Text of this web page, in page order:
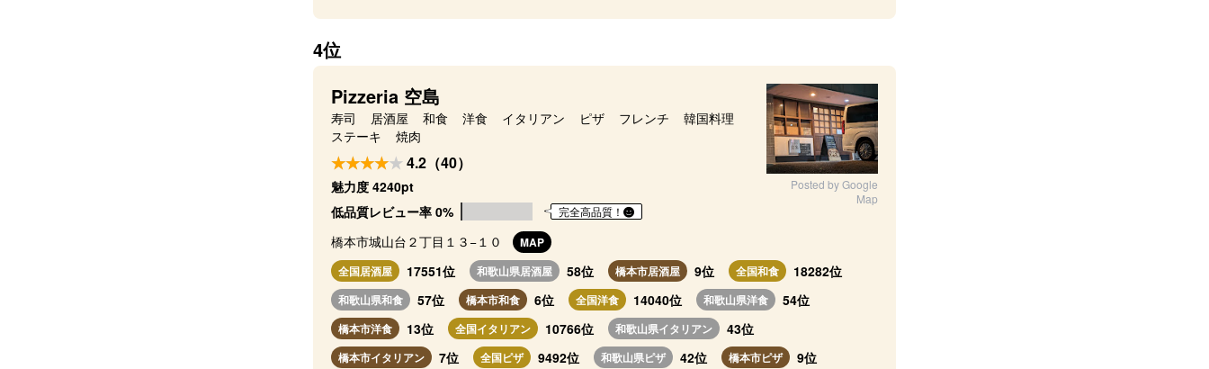
4位
Pizzeria 空島
寿司 居酒屋 和食 洋食 イタリアン ピザ フレンチ
韓国料理
ステーキ
焼肉
4.2（40）
魅力度 4240pt
低品質レビュー率 0%
完全高品質！
Posted by Google
Map
橋本市城山台２丁目１３−１０
MAP
全国居酒屋
17551位 和歌山県居酒屋 58位 橋本市居酒屋 9位 全国和食 18282位
和歌山県和食 57位 橋本市和食 6位 全国洋食 14040位 和歌山県洋食 54位
橋本市洋食 13位 全国イタリアン 10766位 和歌山県イタリアン 43位
橋本市イタリアン 7位 全国ピザ 9492位 和歌山県ピザ 42位 橋本市ピザ 9位